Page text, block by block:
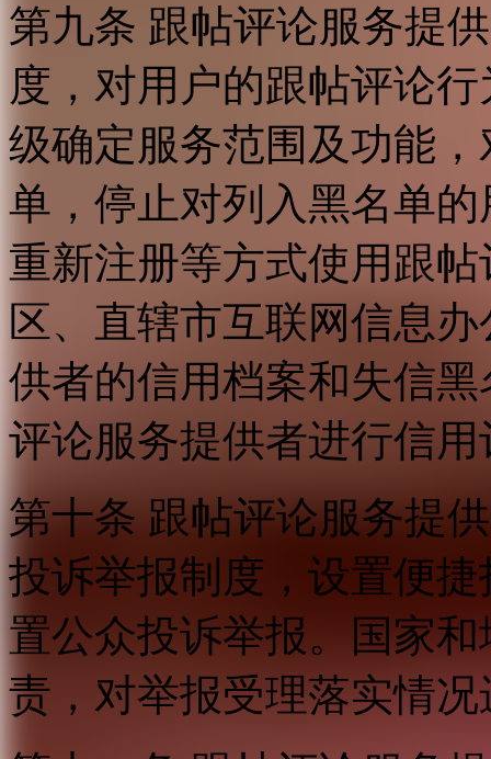
第九条 跟帖评论服务提
度，对用户的跟帖评论
级确定服务范围及功能
单，停止对列入黑名单
重新注册等方式使用跟
区、直辖市互联网信息
供者的信用档案和失信
评论服务提供者进行信用
第十条 跟帖评论服务提
投诉举报制度，设置便
置公众投诉举报。国家
责，对举报受理落实情